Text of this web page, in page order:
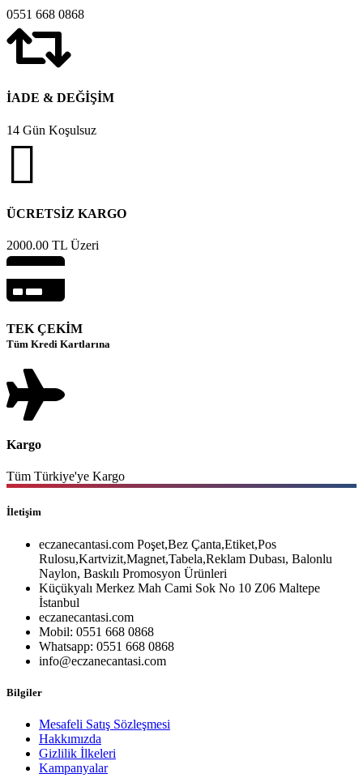
0551 668 0868
İADE & DEĞİŞİM
14 Gün Koşulsuz
ÜCRETSİZ KARGO
2000.00 TL Üzeri
TEK ÇEKİM
Tüm Kredi Kartlarına
Kargo
Tüm Türkiye'ye Kargo
İletişim
eczanecantasi.com Poşet,Bez Çanta,Etiket,Pos
Rulosu,Kartvizit,Magnet,Tabela,Reklam Dubası, Balonlu
Naylon, Baskılı Promosyon Ürünleri
Küçükyalı Merkez Mah Cami Sok No 10 Z06 Maltepe
İstanbul
eczanecantasi.com
Mobil: 0551 668 0868
Whatsapp: 0551 668 0868
info@eczanecantasi.com
Bilgiler
Mesafeli Satış Sözleşmesi
Hakkımızda
Gizlilik İlkeleri
Kampanyalar